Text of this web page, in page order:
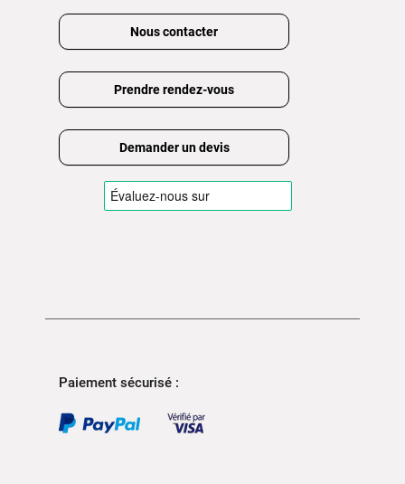
Nous contacter
Prendre rendez-vous
Demander un devis
Paiement sécurisé :